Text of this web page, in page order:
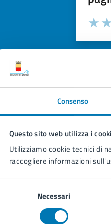
Consenso
Questo sito web utilizza i
Utilizziamo cookie tecnici di
raccogliere informazioni
Necessari
Valuta